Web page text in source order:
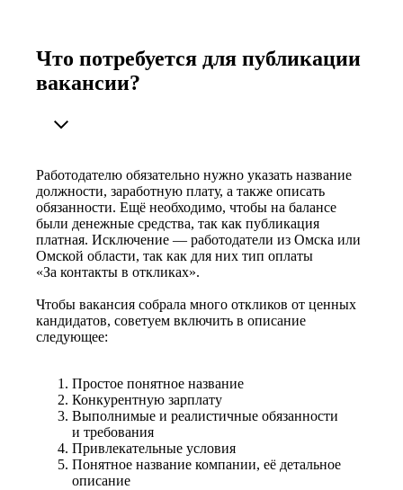
Что потребуется для публикации
вакансии?
Работодателю обязательно нужно указать название
должности, заработную плату, а также описать
обязанности. Ещё необходимо, чтобы на балансе
были денежные средства, так как публикация
платная. Исключение — работодатели из Омска или
Омской области, так как для них тип оплаты
«За контакты в откликах».
Чтобы вакансия собрала много откликов от ценных
кандидатов, советуем включить в описание
следующее:
Простое понятное название
Конкурентную зарплату
Выполнимые и реалистичные обязанности
и требования
Привлекательные условия
Понятное название компании, её детальное
описание